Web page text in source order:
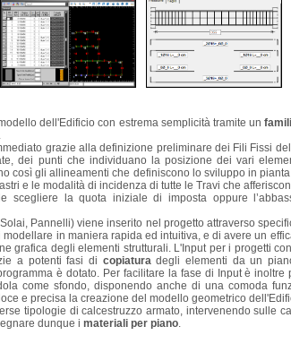
dell'Edificio con estrema semplicità tramite un
.
grazie alla definizione preliminare dei Fili Fissi
dei punti che individuano la posizione dei vari
così gli allineamenti che definiscono lo sviluppo in
e le modalità di incidenza di tutte le Travi che
scegliere la quota iniziale di imposta oppure
Pannelli) viene inserito nel progetto attraverso
modellare in maniera rapida ed intuitiva, e di avere un
grafica degli elementi strutturali. L'Input per i progetti
a potenti fasi di copiaturadegli elementi da un
è dotato. Per facilitare la fase di Input è inoltre
come sfondo, disponendo anche di una comoda
e precisa la creazione del modello geometrico
tipologie di calcestruzzo armato, intervenendo sulle
dunque i materiali per piano.